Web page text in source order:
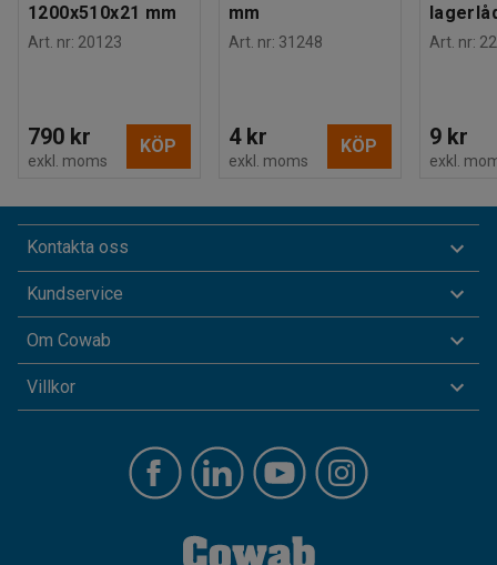
1200x510x21 mm
Art. nr: 20123
790 kr
exkl. moms
KÖP
mm
Art. nr: 31248
4 kr
exkl. moms
KÖP
Art. nr:
9 kr
exkl.
Kontakta oss
Kundservice
Om Cowab
Villkor